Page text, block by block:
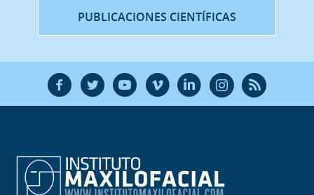
PUBLICACIONES CIENTÍFICAS
F T Y V L Ñ R